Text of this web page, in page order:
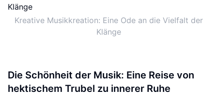
Kreative Musikkreation: Eine Ode an die Vielfalt der
Klänge
Die Schönheit der Musik: Eine Reise von
hektischem Trubel zu innerer Ruhe